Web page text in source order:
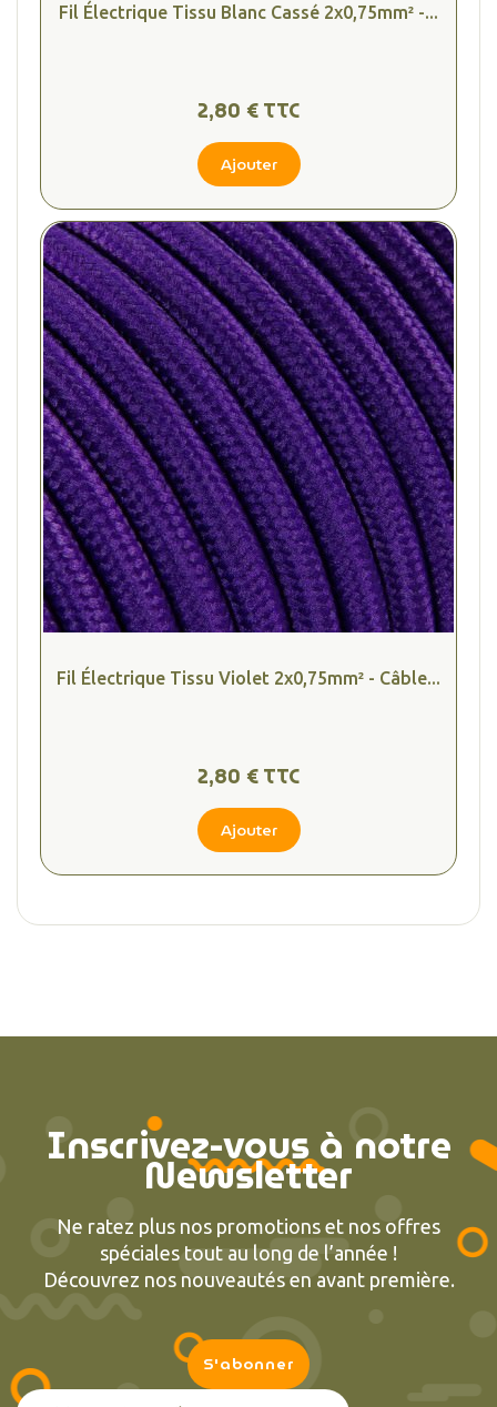
(4
Fil Électrique Tissu Blanc Cassé 2x0,75mm² -...
2,80 € TTC
Ajouter
Fil Électrique Tissu Violet 2x0,75mm² - Câble...
2,80 € TTC
Ajouter
Inscrivez-vous à notre
Newsletter
Ne ratez plus nos promotions et nos offres
spéciales tout au long de l’année !
Découvrez nos nouveautés en avant première.